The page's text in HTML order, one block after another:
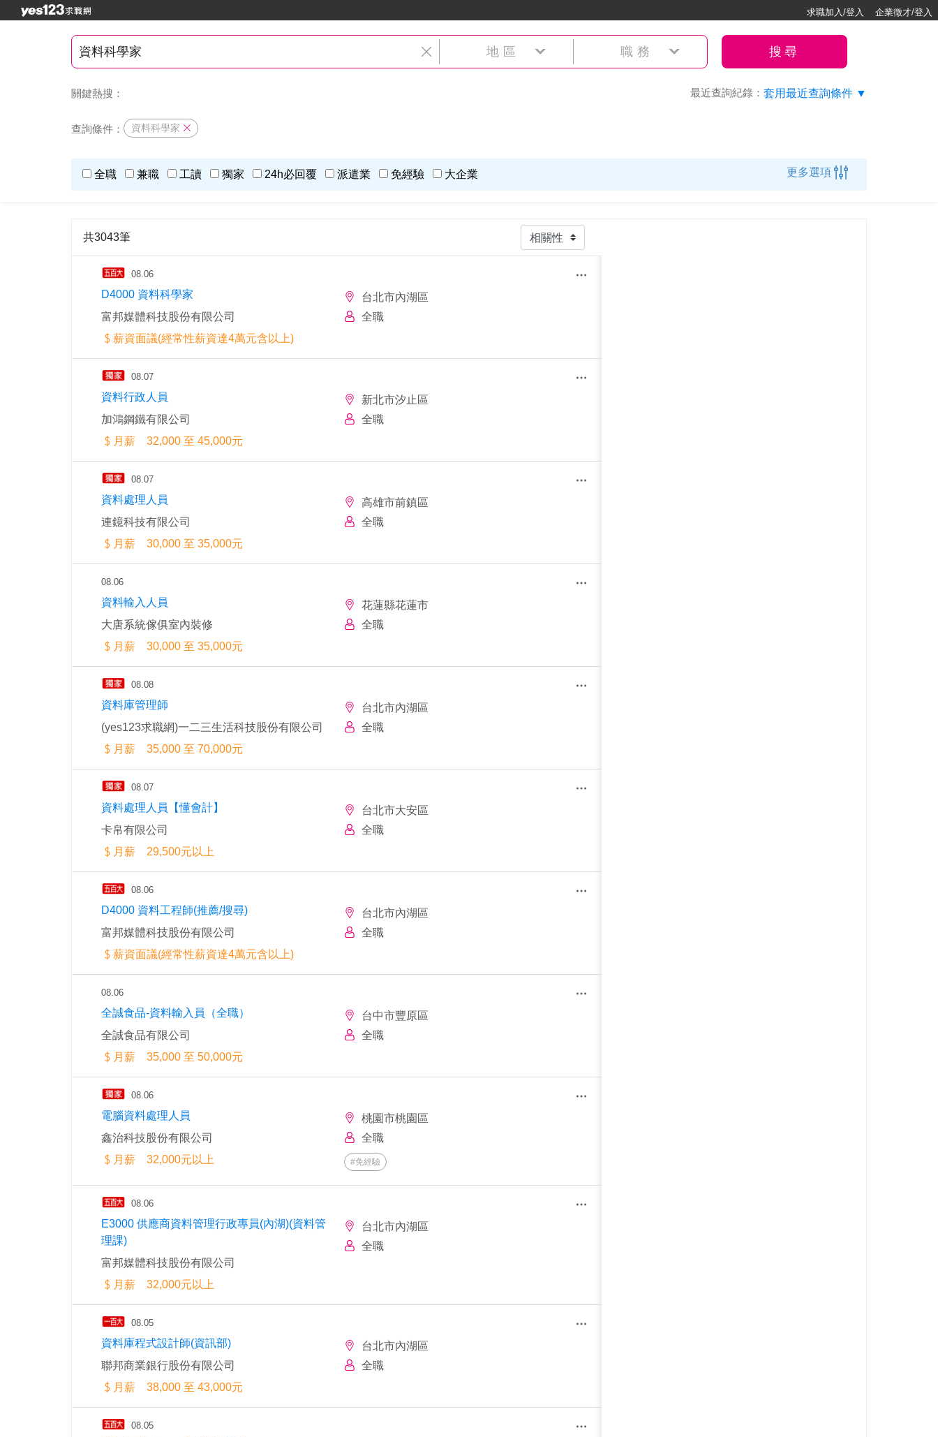
求職加入/登入 企業徵才/登入
地區 職務 搜尋
關鍵熱搜： 最近查詢紀錄： 套用最近查詢條件 ▼
查詢條件： 資料科學家
全職 兼職 工讀 獨家 24h必回覆 派遣業 免經驗 大企業 更多選項
共3043筆
08.06
D4000 資料科學家
富邦媒體科技股份有限公司
薪資面議(經常性薪資達4萬元含以上)
台北市內湖區
全職
08.07
資料行政人員
加鴻鋼鐵有限公司
月薪 32,000 至 45,000元
新北市汐止區
全職
08.07
資料處理人員
連鐿科技有限公司
月薪 30,000 至 35,000元
高雄市前鎮區
全職
08.06
資料輸入人員
大唐系統傢俱室內裝修
月薪 30,000 至 35,000元
花蓮縣花蓮市
全職
08.08
資料庫管理師
(yes123求職網)一二三生活科技股份有限公司
月薪 35,000 至 70,000元
台北市內湖區
全職
08.07
資料處理人員【懂會計】
卡帛有限公司
月薪 29,500元以上
台北市大安區
全職
08.06
D4000 資料工程師(推薦/搜尋)
富邦媒體科技股份有限公司
薪資面議(經常性薪資達4萬元含以上)
台北市內湖區
全職
08.06
全誠食品-資料輸入員（全職）
全誠食品有限公司
月薪 35,000 至 50,000元
台中市豐原區
全職
08.06
電腦資料處理人員
鑫治科技股份有限公司
月薪 32,000元以上
桃園市桃園區
全職
#免經驗
08.06
E3000 供應商資料管理行政專員(內湖)(資料管
理課)
富邦媒體科技股份有限公司
月薪 32,000元以上
台北市內湖區
全職
08.05
資料庫程式設計師(資訊部)
聯邦商業銀行股份有限公司
月薪 38,000 至 43,000元
台北市內湖區
全職
08.05